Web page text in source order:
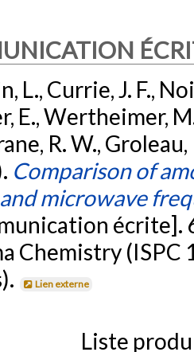
L., Currie, J. F.,
E., Wertheimer,
R. W.,
Comparison of
microwave
écrite].
Chemistry (ISPC
Lien externe
Liste